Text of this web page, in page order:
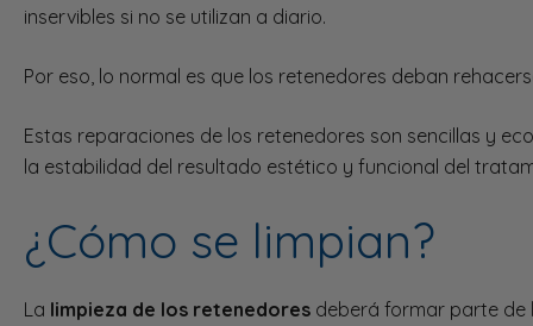
inservibles si no se utilizan a diario.
Por eso, lo normal es que los retenedores deban
Estas reparaciones de los retenedores son sencillas y
la estabilidad del resultado estético y funcional del
¿Cómo se limpian?
La limpieza de los retenedores deberá formar parte de